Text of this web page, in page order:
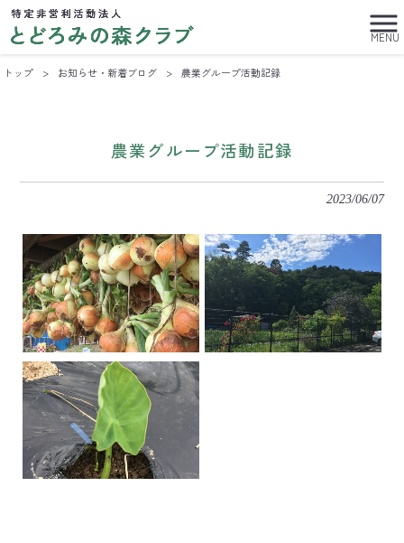
MENU
トップ > お知らせ・新着ブログ > 農業グループ活動記録
農業グループ活動記録
2023/06/07